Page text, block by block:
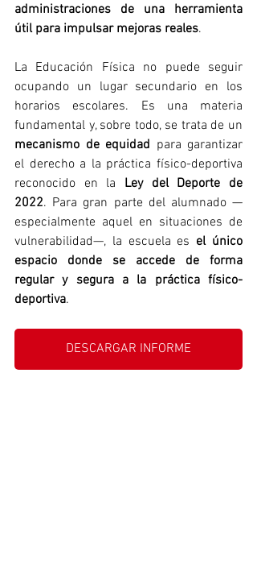
administraciones de una herramienta
útil para impulsar mejoras reales.
La Educación Física no puede seguir
ocupando un lugar secundario en los
horarios escolares. Es una materia
mecanismo de equidad para garantizar
el derecho a la práctica físico-deportiva
reconocido en la Ley del Deporte de
2022. Para gran parte del alumnado —
especialmente aquel en situaciones de
vulnerabilidad—, la escuela es el único
espacio donde se accede de forma
regular y segura a la práctica físico-
deportiva.
DESCARGAR INFORME